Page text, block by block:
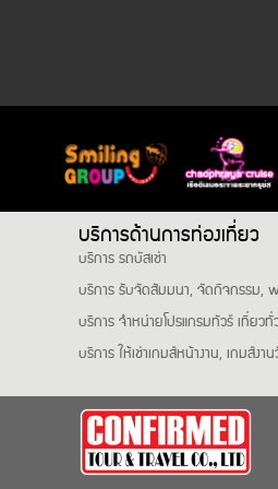
บริการด้านการท่องเที่ยว
บริการ รถบัสเช่า
บริการ รับจัดสัมมนา, จัดกิจกรรม,
บริการ จำหน่ายโปรแกรมทัวร์ เที่ยวทั่
บริการ ให้เช่าเกมส์หน้างาน, เกมส์งา